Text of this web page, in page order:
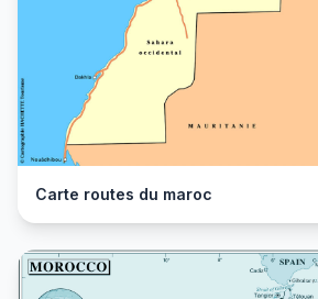
Carte routes du maroc